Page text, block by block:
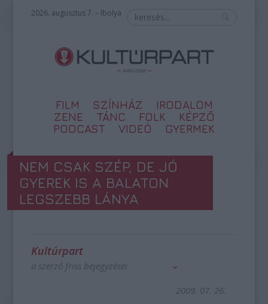
2026. augusztus 7. – Ibolya
FILM SZÍNHÁZ
IRODALOM
ZENE
TÁNC FOLK
KÉPZŐ
PODCAST
VIDEÓ GYERMEK
NEM CSAK SZÉP, DE JÓ
GYEREK IS A BALATON
LEGSZEBB LÁNYA
Kultúrpart
a szerző friss bejegyzései
2009. 07. 26.